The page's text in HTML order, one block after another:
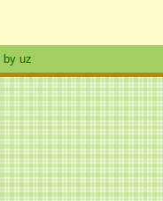
by uz